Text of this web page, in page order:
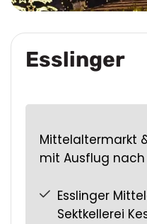
Esslinger
Mittelaltermarkt
mit Ausflug
Esslinger
Sektkellerei